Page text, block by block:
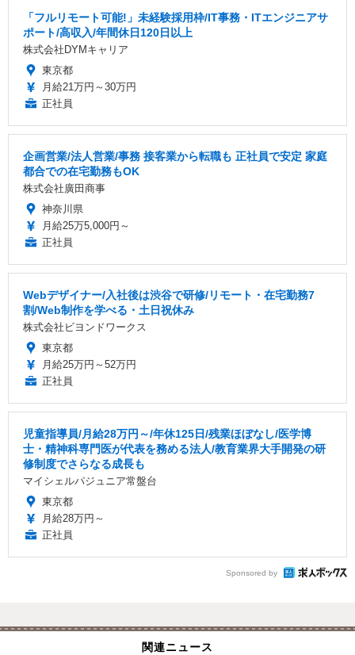
「フルリモート可能!」未経験採用枠/IT事務・ITエンジニアサ
ポート/高収入/年間休日120日以上
株式会社DYMキャリア
東京都
月給21万円～30万円
正社員
企画営業/法人営業/事務 接客業から転職も 正社員で安定 家庭
都合での在宅勤務もOK
株式会社廣田商事
神奈川県
月給25万5,000円～
正社員
Webデザイナー/入社後は渋谷で研修/リモート・在宅勤務7
割/Web制作を学べる・土日祝休み
株式会社ビヨンドワークス
東京都
月給25万円～52万円
正社員
児童指導員/月給28万円～/年休125日/残業ほぼなし/医学博
士・精神科専門医が代表を務める法人/教育業界大手開発の研
修制度でさらなる成長も
マイシェルパジュニア常盤台
東京都
月給28万円～
正社員
Sponsored by
関連ニュース